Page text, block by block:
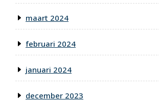
maart 2024
februari 2024
januari 2024
december 2023